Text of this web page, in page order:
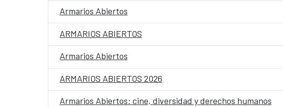
Armarios Abiertos
ARMARIOS ABIERTOS
Armarios Abiertos
ARMARIOS ABIERTOS 2026
Armarios Abiertos: cine, diversidad y derechos humanos